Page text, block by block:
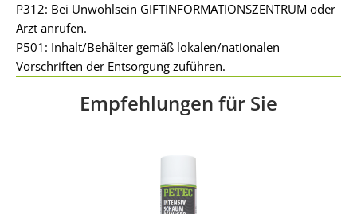
P312: Bei Unwohlsein GIFTINFORMATIONSZENTRUM oder
Arzt anrufen.
P501: Inhalt/Behälter gemäß lokalen/nationalen
Vorschriften der Entsorgung zuführen.
Empfehlungen für Sie